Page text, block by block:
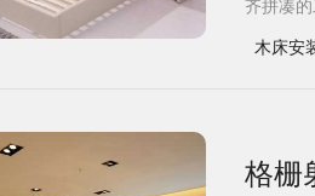
齐拼凑
木床安
格栅